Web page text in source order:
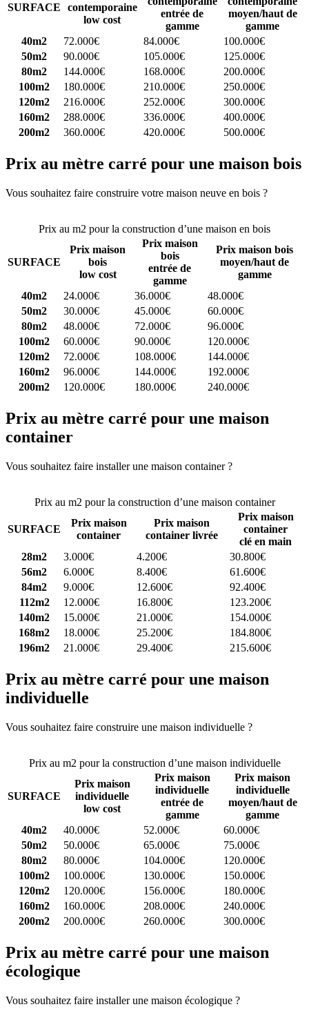
SURFACE
contemporaine
low cost
entrée de
gamme
moyen/haut de
gamme
40m2
72.000€ 84.000€
100.000€
50m2
90.000€ 105.000€
125.000€
80m2
144.000€ 168.000€
200.000€
100m2
180.000€ 210.000€
250.000€
120m2
216.000€ 252.000€
300.000€
160m2
288.000€ 336.000€
400.000€
200m2
360.000€ 420.000€ 500.000€
Prix au mètre carré pour une maison bois
Vous souhaitez faire construire votre maison neuve en bois ?
Prix au m2 pour la construction d’une maison en bois
SURFACE
Prix maison
bois
low cost
Prix maison
bois
entrée de
gamme
Prix maison bois
moyen/haut de
gamme
40m2
24.000€ 36.000€
48.000€
50m2
30.000€ 45.000€
60.000€
80m2
48.000€ 72.000€
96.000€
100m2
60.000€ 90.000€
120.000€
120m2
72.000€ 108.000€
144.000€
160m2
96.000€ 144.000€
192.000€
200m2
120.000€ 180.000€ 240.000€
Prix au mètre carré pour une maison
container
Vous souhaitez faire installer une maison container ?
Prix au m2 pour la construction d’une maison container
SURFACE
Prix maison
container
Prix maison
container livrée
Prix maison
container
clé en main
28m2
3.000€ 4.200€
30.800€
56m2
6.000€ 8.400€
61.600€
84m2
9.000€ 12.600€
92.400€
112m2
12.000€ 16.800€
123.200€
140m2
15.000€ 21.000€
154.000€
168m2
18.000€ 25.200€
184.800€
196m2
21.000€ 29.400€ 215.600€
Prix au mètre carré pour une maison
individuelle
Vous souhaitez faire construire une maison individuelle ?
Prix au m2 pour la construction d’une maison individuelle
SURFACE
Prix maison
individuelle
low cost
Prix maison
individuelle
entrée de
gamme
Prix maison
individuelle
moyen/haut de
gamme
40m2
40.000€ 52.000€
60.000€
50m2
50.000€ 65.000€
75.000€
80m2
80.000€ 104.000€
120.000€
100m2
100.000€ 130.000€
150.000€
120m2
120.000€ 156.000€
180.000€
160m2
160.000€ 208.000€
240.000€
200m2
200.000€ 260.000€ 300.000€
Prix au mètre carré pour une maison
écologique
Vous souhaitez faire installer une maison écologique ?